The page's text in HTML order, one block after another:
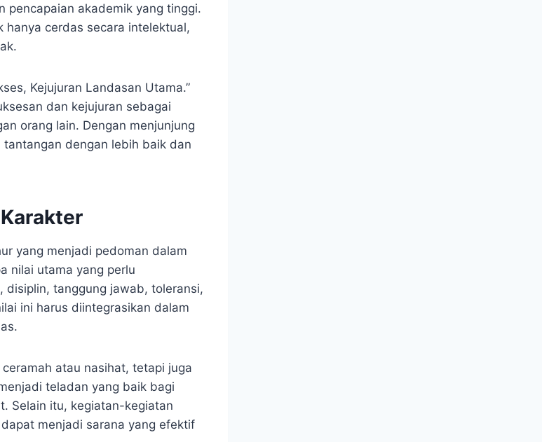
pencapaian akademik yang tinggi.
hanya cerdas secara intelektual,
Kejujuran Landasan Utama.”
dan kejujuran sebagai
orang lain. Dengan menjunjung
dengan lebih baik dan
yang menjadi pedoman dalam
nilai utama yang perlu
disiplin, tanggung jawab, toleransi,
ini harus diintegrasikan dalam
atau nasihat, tetapi juga
teladan yang baik bagi
Selain itu, kegiatan-kegiatan
menjadi sarana yang efektif